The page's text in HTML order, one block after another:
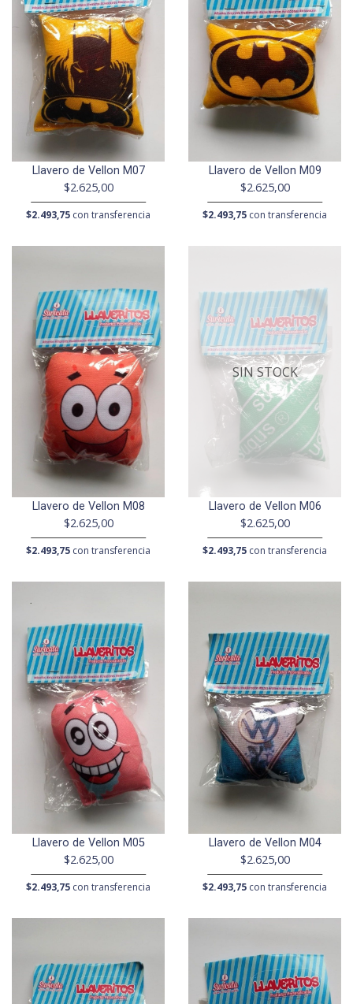
Llavero de Vellon M07
$2.625,00
$2.493,75 con transferencia
Llavero de Vellon M09
$2.625,00
$2.493,75 con transferencia
Llavero de Vellon M08
$2.625,00
$2.493,75 con transferencia
SIN STOCK
Llavero de Vellon M06
$2.625,00
$2.493,75 con transferencia
Llavero de Vellon M05
$2.625,00
$2.493,75 con transferencia
Llavero de Vellon M04
$2.625,00
$2.493,75 con transferencia